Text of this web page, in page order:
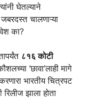
घेतल्याने
चालणाऱ्या
का?
८१६ कोटी
‘छावा’लाही मागे
भारतीय चित्रपट
झाला होता